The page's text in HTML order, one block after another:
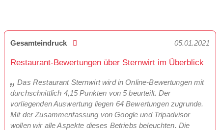
Gesamteindruck 05.01.2021
Restaurant-Bewertungen über Sternwirt im Überblick
Das Restaurant Sternwirt wird in Online-Bewertungen mit
durchschnittlich 4,15 Punkten von 5 beurteilt. Der
vorliegenden Auswertung liegen 64 Bewertungen zugrunde.
Mit der Zusammenfassung von Google und Tripadvisor
wollen wir alle Aspekte dieses Betriebs beleuchten. Die